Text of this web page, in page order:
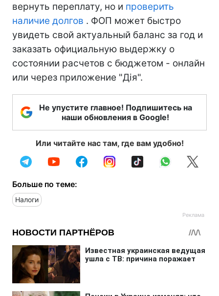
вернуть переплату, но и проверить
наличие долгов . ФОП может быстро
увидеть свой актуальный баланс за год и
заказать официальную выдержку о
состоянии расчетов с бюджетом - онлайн
или через приложение "Дія".
Не упустите главное! Подпишитесь на
наши обновления в Google!
Или читайте нас там, где вам удобно!
Больше по теме:
Налоги